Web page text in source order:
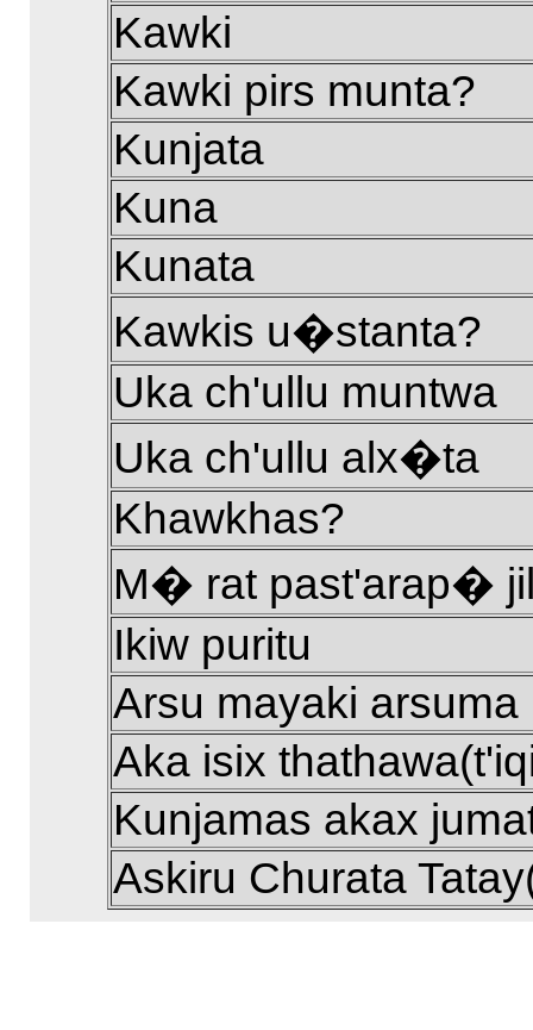
Kawki
Kawki pirs munta?
Kunjata
Kuna
Kunata
Kawkis u�stanta?
Uka ch'ullu muntwa
Uka ch'ullu alx�ta
Khawkhas?
M� rat past'arap�
Ikiw puritu
Arsu mayaki arsuma
Aka isix
Kunjamas akax
Askiru Churata